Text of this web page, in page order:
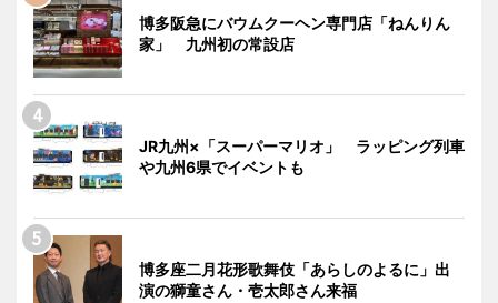
博多阪急にバウムクーヘン専門店「ねんりん
家」 九州初の常設店
JR九州×「スーパーマリオ」 ラッピング列車
や九州6県でイベントも
博多座二月花形歌舞伎「あらしのよるに」出
演の獅童さん・壱太郎さん来福